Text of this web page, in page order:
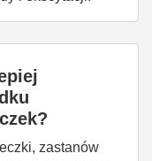
zastanów